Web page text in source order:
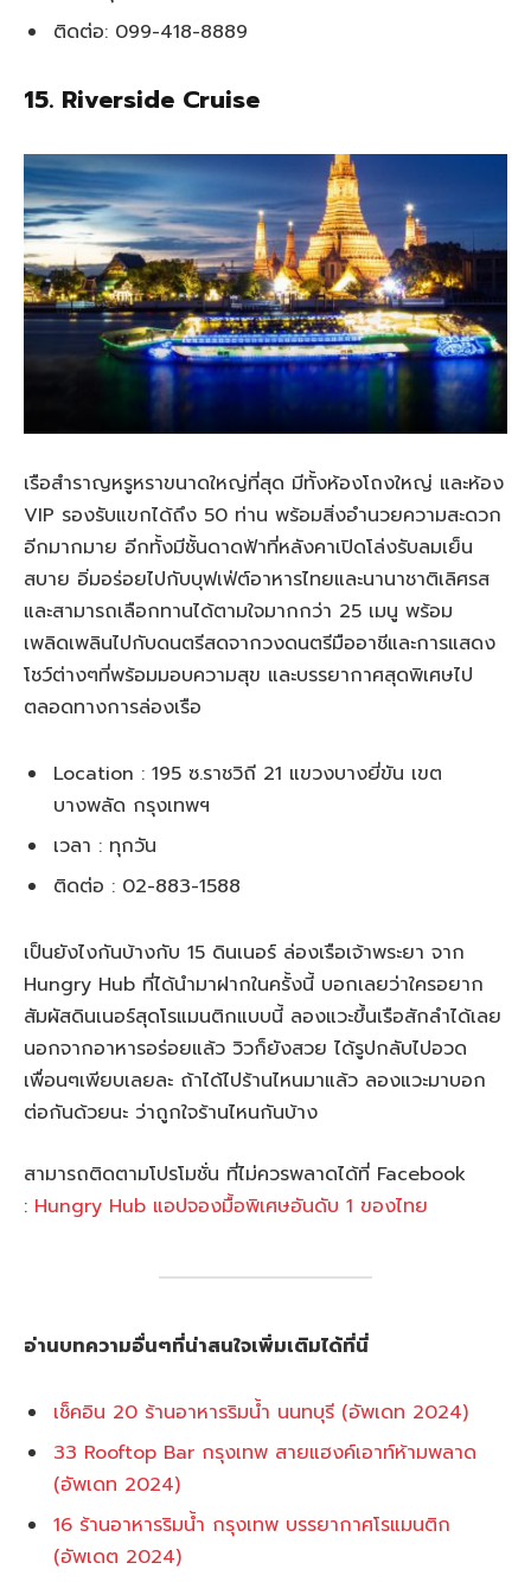
ติดต่อ: 099-418-8889
15. Riverside Cruise
เรือสำราญหรูหราขนาดใหญ่ที่สุด มีทั้งห้องโถงใหญ่ และห้อง
VIP รองรับแขกได้ถึง 50 ท่าน พร้อมสิ่งอำนวยความสะดวก
อีกมากมาย อีกทั้งมีชั้นดาดฟ้าที่หลังคาเปิดโล่งรับลมเย็น
สบาย อิ่มอร่อยไปกับบุฟเฟ่ต์อาหารไทยและนานาชาติเลิศรส
และสามารถเลือกทานได้ตามใจมากกว่า 25 เมนู พร้อม
เพลิดเพลินไปกับดนตรีสดจากวงดนตรีมืออาชีและการแสดง
โชว์ต่างๆที่พร้อมมอบความสุข และบรรยากาศสุดพิเศษไป
ตลอดทางการล่องเรือ
Location : 195 ซ.ราชวิถี 21 แขวงบางยี่ขัน เขต
บางพลัด กรุงเทพฯ
เวลา : ทุกวัน
ติดต่อ : 02-883-1588
เป็นยังไงกันบ้างกับ 15 ดินเนอร์ ล่องเรือเจ้าพระยา จาก
Hungry Hub ที่ได้นำมาฝากในครั้งนี้ บอกเลยว่าใครอยาก
สัมผัสดินเนอร์สุดโรแมนติกแบบนี้ ลองแวะขึ้นเรือสักลำได้เลย
นอกจากอาหารอร่อยแล้ว วิวก็ยังสวย ได้รูปกลับไปอวด
เพื่อนๆเพียบเลยละ ถ้าได้ไปร้านไหนมาแล้ว ลองแวะมาบอก
ต่อกันด้วยนะ ว่าถูกใจร้านไหนกันบ้าง
สามารถติดตามโปรโมชั่น ที่ไม่ควรพลาดได้ที่ Facebook
: Hungry Hub แอปจองมื้อพิเศษอันดับ 1 ของไทย
อ่านบทความอื่นๆที่น่าสนใจเพิ่มเติมได้ที่นี่
เช็คอิน 20 ร้านอาหารริมน้ำ นนทบุรี (อัพเดท 2024)
33 Rooftop Bar กรุงเทพ สายแฮงค์เอาท์ห้ามพลาด
(อัพเดท 2024)
16 ร้านอาหารริมน้ำ กรุงเทพ บรรยากาศโรแมนติก
(อัพเดต 2024)